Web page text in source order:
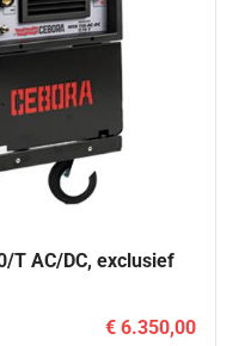
T AC/DC, exclusief
€ 6.350,00